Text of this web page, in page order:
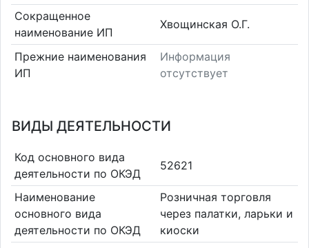
Сокращенное
наименование ИП
Хвощинская О.Г.
Прежние наименования
ИП
Информация
отсутствует
ВИДЫ ДЕЯТЕЛЬНОСТИ
Код основного вида
деятельности по ОКЭД
52621
Наименование
основного вида
деятельности по ОКЭД
Розничная торговля
через палатки, ларьки и
киоски